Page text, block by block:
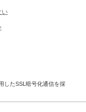
い
したSSL暗号化通信を採